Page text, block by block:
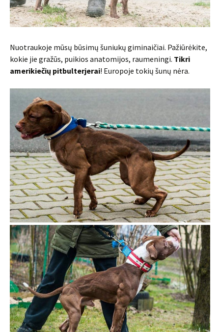
Nuotraukoje mūsų būsimų šuniukų giminaičiai. Pažiūrėkite,
kokie jie gražūs, puikios anatomijos, raumeningi. Tikri
amerikiečių pitbulterjerai! Europoje tokių šunų nėra.